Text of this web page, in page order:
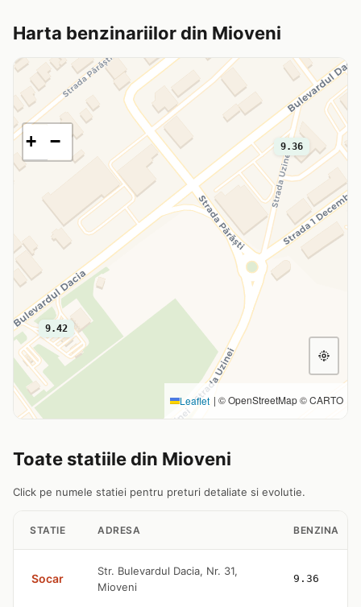
Harta benzinariilor din Mioveni
9.42
9.36
+ −
Leaflet | © OpenStreetMap © CARTO
Toate statiile din Mioveni
Click pe numele statiei pentru preturi detaliate si evolutie.
STATIE ADRESA BENZINA
Socar
Str. Bulevardul Dacia, Nr. 31,
Mioveni
9.36